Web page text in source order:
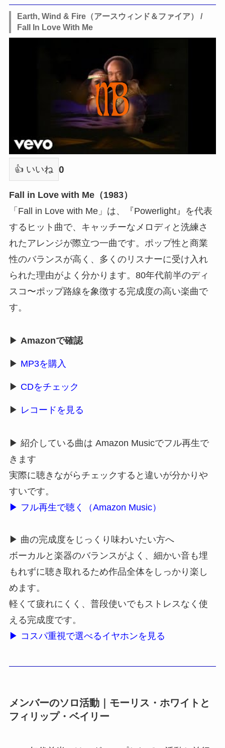
Earth, Wind & Fire（アースウィンド＆ファイア） /
Fall In Love With Me
👍 いいね 0
Fall in Love with Me（1983）
「Fall in Love with Me」は、『Powerlight』を代表
するヒット曲で、キャッチーなメロディと洗練さ
れたアレンジが際立つ一曲です。ポップ性と商業
性のバランスが高く、多くのリスナーに受け入れ
られた理由がよく分かります。80年代前半のディ
スコ〜ポップ路線を象徴する完成度の高い楽曲で
す。
▶ Amazonで確認
▶ MP3を購入
▶ CDをチェック
▶ レコードを見る
▶ 紹介している曲は Amazon Musicでフル再生で
きます
実際に聴きながらチェックすると違いが分かりや
すいです。
▶ フル再生で聴く（Amazon Music）
▶ 曲の完成度をじっくり味わいたい方へ
ボーカルと楽器のバランスがよく、細かい音も埋
もれずに聴き取れるため作品全体をしっかり楽し
めます。
軽くて疲れにくく、普段使いでもストレスなく使
える完成度です。
▶ コスパ重視で選べるイヤホンを見る
メンバーのソロ活動｜モーリス・ホワイトと
フィリップ・ベイリー